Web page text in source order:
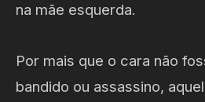
na mãe esquerda.
Por mais que o cara não
bandido ou assassino,